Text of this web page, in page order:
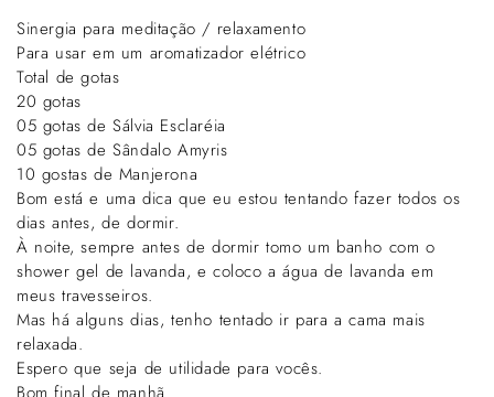
Sinergia para meditação / relaxamento
Para usar em um aromatizador elétrico
Total de gotas
20 gotas
05 gotas de Sálvia Esclaréia
05 gotas de Sândalo Amyris
10 gostas de Manjerona
Bom está e uma dica que eu estou tentando fazer todos os
dias antes, de dormir.
À noite, sempre antes de dormir tomo um banho com o
shower gel de lavanda, e coloco a água de lavanda em
meus travesseiros.
Mas há alguns dias, tenho tentado ir para a cama mais
relaxada.
Espero que seja de utilidade para vocês.